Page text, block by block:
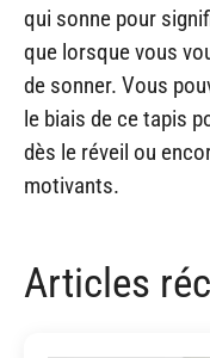
qui sonne pour
que lorsque vous
de sonner. Vous
le biais de ce tapis
dès le réveil ou
motivants.
Articles